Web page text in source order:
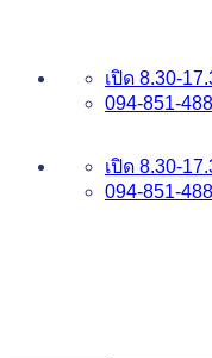
เปิด 8.30-
094-851-
เปิด 8.30-
094-851-